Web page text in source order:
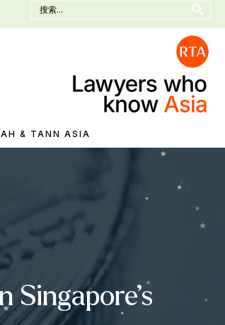
Search
for:
& TANN ASIA